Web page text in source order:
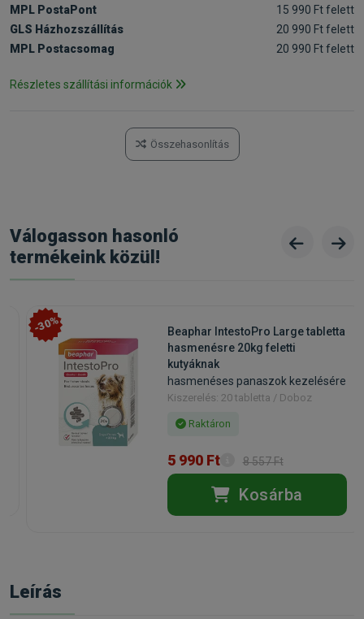
MPL PostaPont
15 990 Ft felett
GLS Házhozszállítás
20 990 Ft felett
MPL Postacsomag
20 990 Ft felett
Részletes szállítási információk
Összehasonlítás
Válogasson hasonló
termékeink közül!
-30%
Beaphar IntestoPro Large tabletta
hasmenésre 20kg feletti
kutyáknak
hasmenéses panaszok kezelésére
Kiszerelés: 20 tabletta / Doboz
Raktáron
5 990 Ft 8 557 Ft
Kosárba
Leírás